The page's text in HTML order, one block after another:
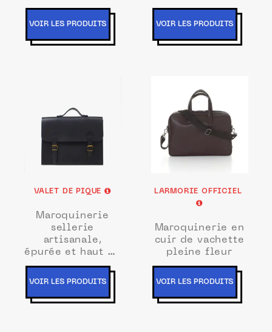
VOIR LES PRODUITS VOIR LES PRODUITS
VALET DE PIQUE
Maroquinerie
sellerie
artisanale,
épurée et haut de
gamme
VOIR LES PRODUITS
LARMORIE OFFICIEL
Maroquinerie en
cuir de vachette
pleine fleur
VOIR LES PRODUITS